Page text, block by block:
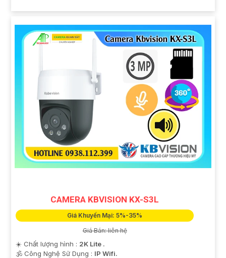
CAMERA KBVISION KX-S3L
Giá Khuyến Mại: 5%-35%
Giá Bán: liên hệ
☀️ Chất lượng hình : 2K Lite .
🕉️ Công Nghệ Sử Dụng : IP Wifi.